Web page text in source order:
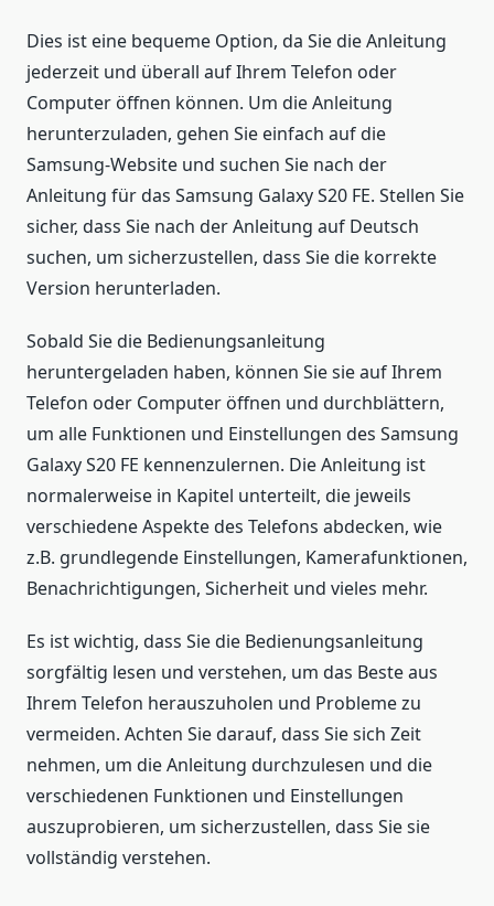
Dies ist eine bequeme Option, da Sie die Anleitung
jederzeit und überall auf Ihrem Telefon oder
Computer öffnen können. Um die Anleitung
herunterzuladen, gehen Sie einfach auf die
Samsung-Website und suchen Sie nach der
Anleitung für das Samsung Galaxy S20 FE. Stellen Sie
sicher, dass Sie nach der Anleitung auf Deutsch
suchen, um sicherzustellen, dass Sie die korrekte
Version herunterladen.
Sobald Sie die Bedienungsanleitung
heruntergeladen haben, können Sie sie auf Ihrem
Telefon oder Computer öffnen und durchblättern,
um alle Funktionen und Einstellungen des Samsung
Galaxy S20 FE kennenzulernen. Die Anleitung ist
normalerweise in Kapitel unterteilt, die jeweils
verschiedene Aspekte des Telefons abdecken, wie
z.B. grundlegende Einstellungen, Kamerafunktionen,
Benachrichtigungen, Sicherheit und vieles mehr.
Es ist wichtig, dass Sie die Bedienungsanleitung
sorgfältig lesen und verstehen, um das Beste aus
Ihrem Telefon herauszuholen und Probleme zu
vermeiden. Achten Sie darauf, dass Sie sich Zeit
nehmen, um die Anleitung durchzulesen und die
verschiedenen Funktionen und Einstellungen
auszuprobieren, um sicherzustellen, dass Sie sie
vollständig verstehen.